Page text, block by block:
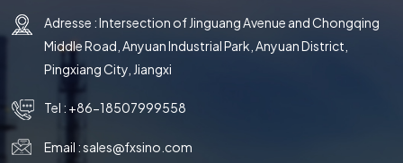
Adresse : Intersection of Jinguang Avenue and Chongqing
Middle Road, Anyuan Industrial Park, Anyuan District,
Pingxiang City, Jiangxi
Tel : +86-18507999558
Email :sales@fxsino.com